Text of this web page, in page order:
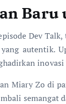
Baru
Dev
autentik.
inovasi
Miary Zo di
semangat